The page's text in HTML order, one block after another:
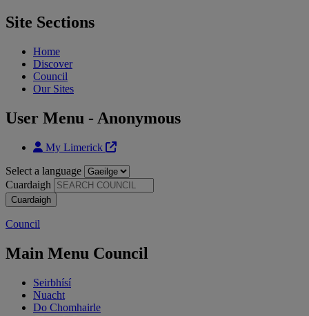
Site Sections
Home
Discover
Council
Our Sites
User Menu - Anonymous
My Limerick
Select a language
Cuardaigh
Council
Main Menu Council
Seirbhísí
Nuacht
Do Chomhairle